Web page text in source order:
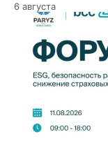
6 августа